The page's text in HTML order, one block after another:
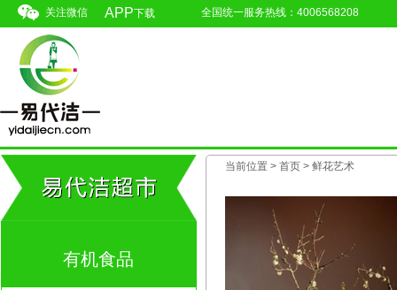
关注微信 APP下载 全国统一服务热线：4006568208
有机食品
当前位置 >首页 >鲜花艺术